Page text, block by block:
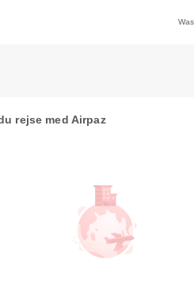
rejse med Airpaz